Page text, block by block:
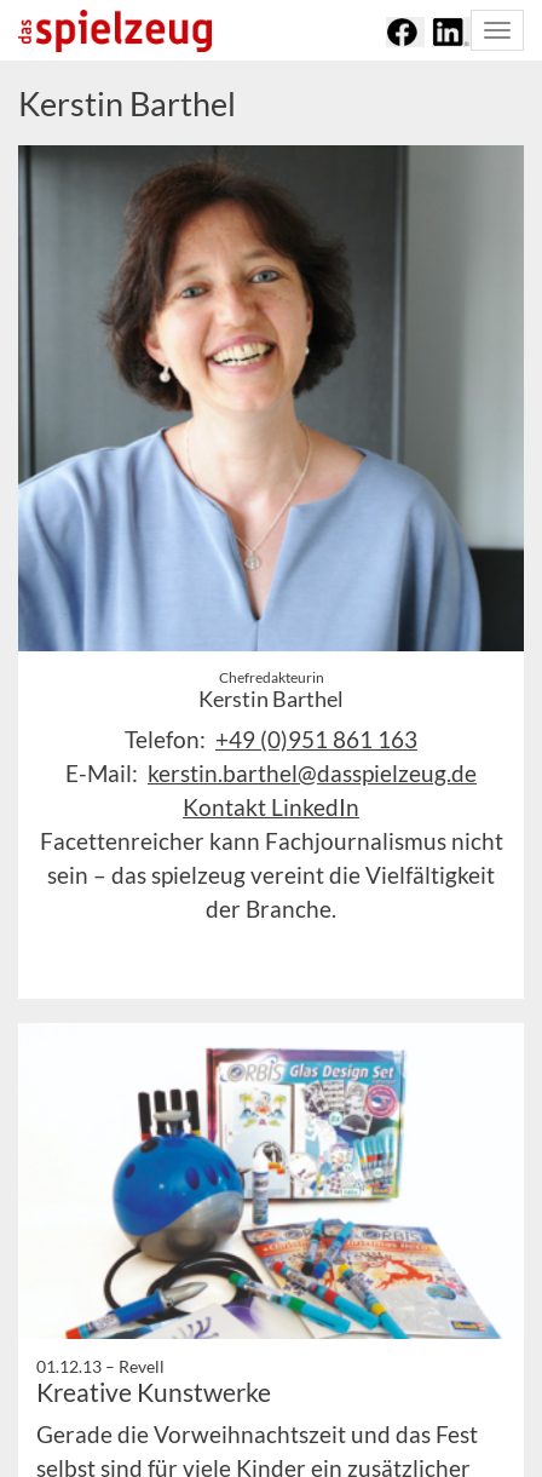
Kerstin Barthel
Chefredakteurin
Kerstin Barthel
Telefon: +49 (0)951 861 163
E-Mail: kerstin.barthel@dasspielzeug.de
Kontakt LinkedIn
Facettenreicher kann Fachjournalismus nicht
sein – das spielzeug vereint die Vielfältigkeit
der Branche.
01.12.13 – Revell
Kreative Kunstwerke
Gerade die Vorweihnachtszeit und das Fest
selbst sind für viele Kinder ein zusätzlicher